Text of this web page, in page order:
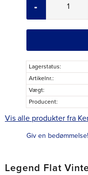
-
Lagerstatus
Artikelnr.
Vægt
Producent
Vis alle produkter fra
Giv en bedømmelse!
Legend Flat